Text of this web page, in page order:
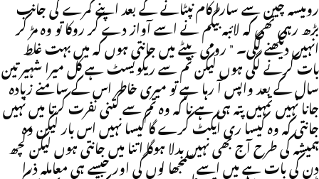
رومیسہ چین سے سارا کام نپٹانے کے بعد اپنے کمرے کی جانب
بڑھ رہی تھی کہ لائبہ بیگم نے اسے آواز دے کر روکا تو وہ مڑ کر
انہیں دیکھنے لگی۔ ” رومی بیٹے میں جانتی ہوں کہ میں بہت غلط
بات کرنے لگی ہوں لیکن تم سے ریکویسٹ ہے کل میرا شہیر تین
سال کے بعد واپس آ رہا ہے تو میری خاطر اس کے سامنے زیادہ
جانا نہیں تمہیں پتہ ہی ہے نا کہ وہ تم سے کتنی نفرت کرتا میں نہیں
جانتی کہ وہ کیسا ری ایکٹ کرے گا کیسا نہیں اس بار لیکن وہ
ہمیشہ کی طرح آج بھی نہیں بدلا ہوگا اتنا میں جانتی ہوں لیکن کچھ
دن کی بات ہے میں اسے سمجھا لوں گی اور جیسے ہی معاملہ ذرا